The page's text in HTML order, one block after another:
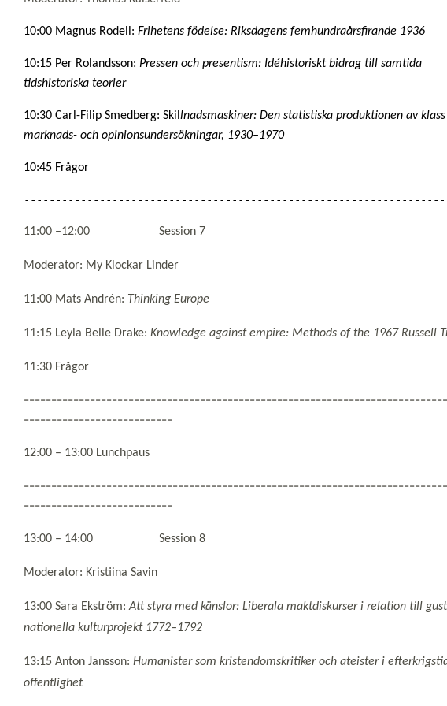
10:00 Magnus Rodell: Frihetens födelse: Riksdagens femhundraårsfirande 1936
10:15 Per Rolandsson: Pressen och presentism: Idéhistoriskt bidrag till samtida
tidshistoriska teorier
10:30 Carl-Filip Smedberg: Skil lnadsmaskiner: Den statistiska produktionen av
marknads- och opinionsundersökningar, 1930–1970
10:45 Frågor
11:00 –12:00 Session 7
Moderator: My Klockar Linder
11:00 Mats Andrén: Thinking Europe
11:15 Leyla Belle Drake: Knowledge against empire: Methods of the 1967 Russell
11:30 Frågor
---------------------------
12:00 – 13:00 Lunchpaus
---------------------------
13:00 – 14:00 Session 8
Moderator: Kristiina Savin
13:00 Sara Ekström:Att styra med känslor: Liberala maktdiskurser i relation till
nationella kulturprojekt 1772–1792
13:15 Anton Jansson: Humanister som kristendomskritiker och ateister i
offentlighet